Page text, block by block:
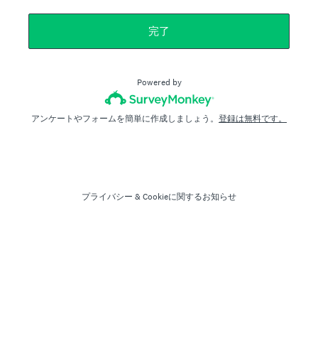
完了
Powered by
アンケートやフォームを簡単に作成しましょう。 登録は無料です。
プライバシー &Cookieに関するお知らせ